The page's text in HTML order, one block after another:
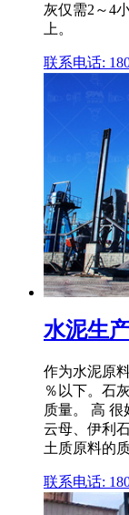
灰仅需2～4
上。
联系电话:
水泥生
作为水泥原
％以下。石
质量。 高 很
云母、伊利
土质原料的
联系电话: